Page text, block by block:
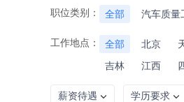
职位类别： 全部 汽车质量
工作地点： 全部 北京
吉林
江西
薪资待遇 学历要求